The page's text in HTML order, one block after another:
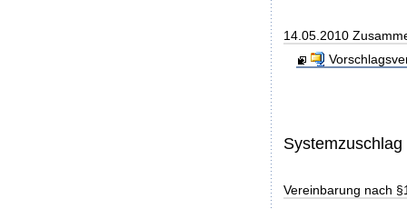
14.05.2010
Systemzuschlag
Vereinbarung nach